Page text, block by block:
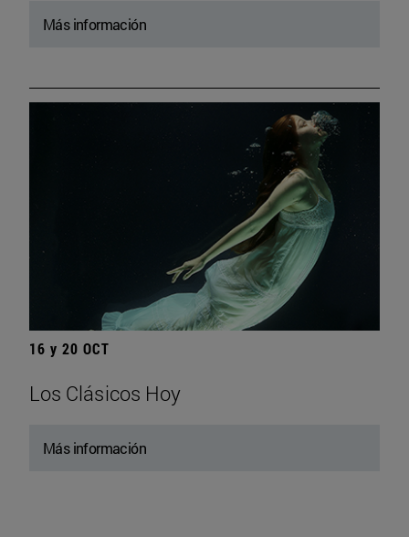
Más información
16 y 20 OCT
Los Clásicos Hoy
Más información